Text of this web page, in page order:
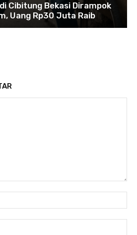
Cibitung Bekasi Dirampok
Uang Rp30 Juta Raib